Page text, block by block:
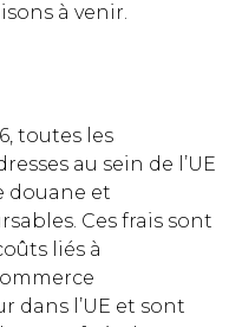
à venir.
toutes les
au sein de l’UE
douane et
Ces frais sont
liés à
dans l’UE et sont